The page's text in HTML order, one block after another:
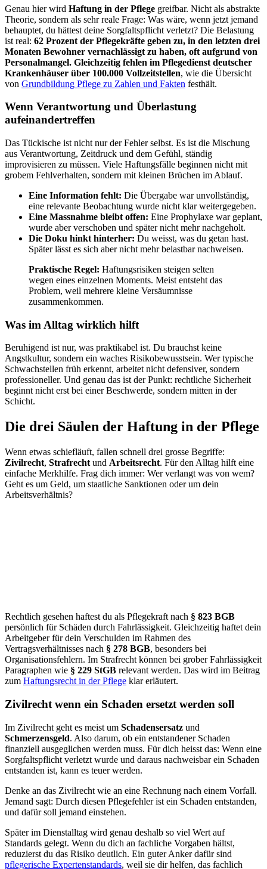
Genau hier wird Haftung in der Pflege greifbar. Nicht als abstrakte
Theorie, sondern als sehr reale Frage: Was wäre, wenn jetzt jemand
behauptet, du hättest deine Sorgfaltspflicht verletzt? Die Belastung
ist real: 62 Prozent der Pflegekräfte geben zu, in den letzten drei
Monaten Bewohner vernachlässigt zu haben, oft aufgrund von
Personalmangel. Gleichzeitig fehlen im Pflegedienst deutscher
Krankenhäuser über 100.000 Vollzeitstellen, wie die Übersicht
von Grundbildung Pflege zu Zahlen und Fakten festhält.
Wenn Verantwortung und Überlastung
aufeinandertreffen
Das Tückische ist nicht nur der Fehler selbst. Es ist die Mischung
aus Verantwortung, Zeitdruck und dem Gefühl, ständig
improvisieren zu müssen. Viele Haftungsfälle beginnen nicht mit
grobem Fehlverhalten, sondern mit kleinen Brüchen im Ablauf.
Eine Information fehlt: Die Übergabe war unvollständig,
eine relevante Beobachtung wurde nicht klar weitergegeben.
Eine Massnahme bleibt offen: Eine Prophylaxe war geplant,
wurde aber verschoben und später nicht mehr nachgeholt.
Die Doku hinkt hinterher: Du weisst, was du getan hast.
Später lässt es sich aber nicht mehr belastbar nachweisen.
Praktische Regel: Haftungsrisiken steigen selten
wegen eines einzelnen Moments. Meist entsteht das
Problem, weil mehrere kleine Versäumnisse
zusammenkommen.
Was im Alltag wirklich hilft
Beruhigend ist nur, was praktikabel ist. Du brauchst keine
Angstkultur, sondern ein waches Risikobewusstsein. Wer typische
Schwachstellen früh erkennt, arbeitet nicht defensiver, sondern
professioneller. Und genau das ist der Punkt: rechtliche Sicherheit
beginnt nicht erst bei einer Beschwerde, sondern mitten in der
Schicht.
Die drei Säulen der Haftung in der Pflege
Wenn etwas schiefläuft, fallen schnell drei grosse Begriffe:
Zivilrecht, Strafrecht und Arbeitsrecht. Für den Alltag hilft eine
einfache Merkhilfe. Frag dich immer: Wer verlangt was von wem?
Geht es um Geld, um staatliche Sanktionen oder um dein
Arbeitsverhältnis?
Rechtlich gesehen haftest du als Pflegekraft nach § 823 BGB
persönlich für Schäden durch Fahrlässigkeit. Gleichzeitig haftet dein
Arbeitgeber für dein Verschulden im Rahmen des
Vertragsverhältnisses nach § 278 BGB, besonders bei
Organisationsfehlern. Im Strafrecht können bei grober Fahrlässigkeit
Paragraphen wie § 229 StGB relevant werden. Das wird im Beitrag
zum Haftungsrecht in der Pflege klar erläutert.
Zivilrecht wenn ein Schaden ersetzt werden soll
Im Zivilrecht geht es meist um Schadensersatz und
Schmerzensgeld. Also darum, ob ein entstandener Schaden
finanziell ausgeglichen werden muss. Für dich heisst das: Wenn eine
Sorgfaltspflicht verletzt wurde und daraus nachweisbar ein Schaden
entstanden ist, kann es teuer werden.
Denke an das Zivilrecht wie an eine Rechnung nach einem Vorfall.
Jemand sagt: Durch diesen Pflegefehler ist ein Schaden entstanden,
und dafür soll jemand einstehen.
Später im Dienstalltag wird genau deshalb so viel Wert auf
Standards gelegt. Wenn du dich an fachliche Vorgaben hältst,
reduzierst du das Risiko deutlich. Ein guter Anker dafür sind
pflegerische Expertenstandards, weil sie dir helfen, das fachlich